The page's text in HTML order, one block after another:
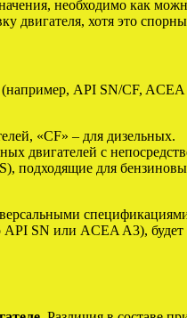
необходимо как
двигателя, хотя это
API SN/CF,
«CF» – для дизельных.
двигателей с
для
SN или ACEA A3),